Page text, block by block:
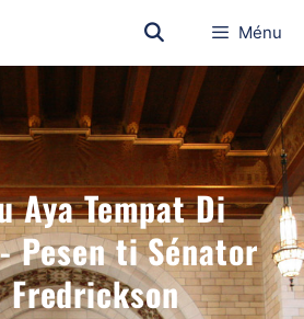
Ménu
Aya Tempat Di
Pesen ti Sénator
Fredrickson